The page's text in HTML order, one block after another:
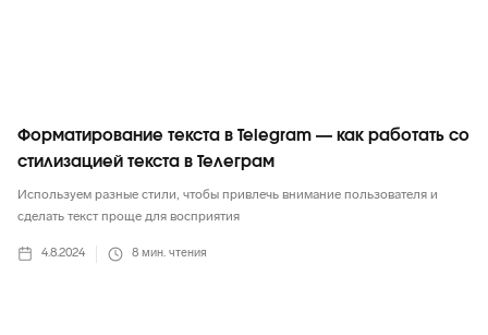
Форматирование текста в Telegram — как работать со
стилизацией текста в Телеграм
Используем разные стили, чтобы привлечь внимание пользователя и
сделать текст проще для восприятия
4.8.2024 8 мин. чтения